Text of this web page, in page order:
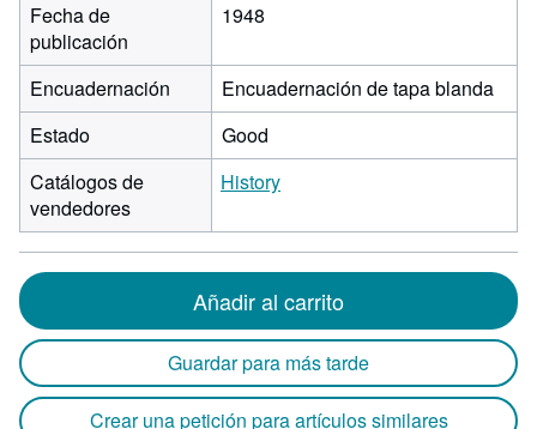
Fecha de
publicación
1948
Encuadernación
Encuadernación de tapa blanda
Estado
Good
Catálogos de
vendedores
History
Añadir al carrito
Guardar para más tarde
Crear una petición para artículos similares